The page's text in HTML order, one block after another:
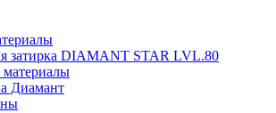
затирка DIAMANT STAR LVL.80
Диамант